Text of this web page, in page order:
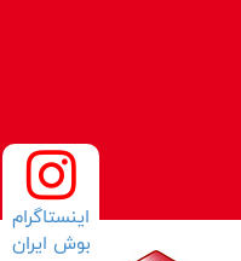
اینستاگرام
بوش ایران